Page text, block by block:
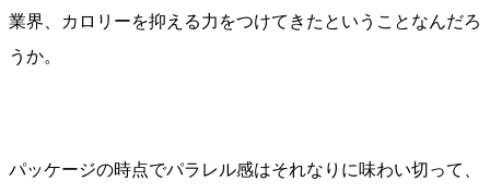
業界、カロリーを抑える力をつけてきたということなんだろ
うか。
パッケージの時点でパラレル感はそれなりに味わい切って、